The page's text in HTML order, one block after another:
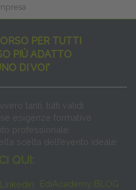
PER TUTTI
PIÙ ADATTO
DI VOI"
tanti, tutti validi
esigenze formative
professionale.
scelta dell’evento ideale
QUI:
EdiAcademy BLOG